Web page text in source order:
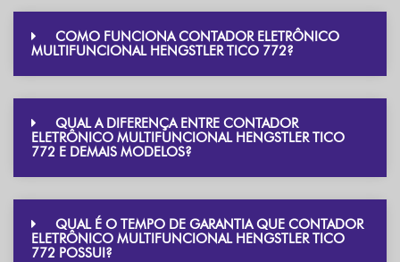
COMO FUNCIONA CONTADOR ELETRÔNICO
MULTIFUNCIONAL HENGSTLER TICO 772?
QUAL A DIFERENÇA ENTRE CONTADOR
ELETRÔNICO MULTIFUNCIONAL HENGSTLER TICO
772 E DEMAIS MODELOS?
QUAL É O TEMPO DE GARANTIA QUE CONTADOR
ELETRÔNICO MULTIFUNCIONAL HENGSTLER TICO
772 POSSUI?